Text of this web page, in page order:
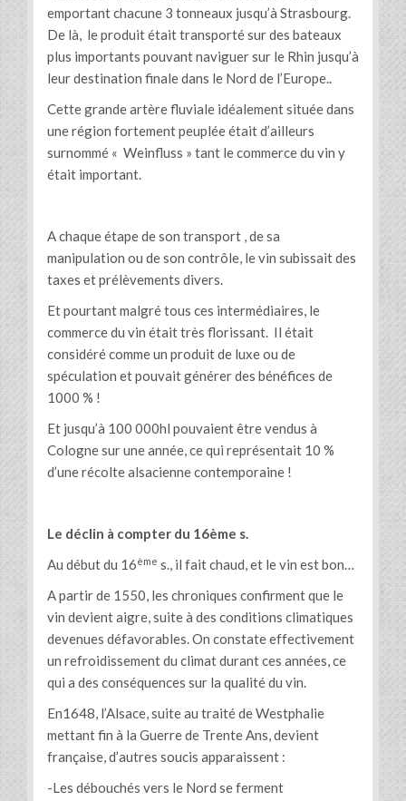
emportant chacune 3 tonneaux jusqu’à Strasbourg.
De là, le produit était transporté sur des bateaux
plus importants pouvant naviguer sur le Rhin jusqu’à
leur destination finale dans le Nord de l’Europe..
Cette grande artère fluviale idéalement située dans
une région fortement peuplée était d’ailleurs
surnommé « Weinfluss » tant le commerce du vin y
était important.
A chaque étape de son transport , de sa
manipulation ou de son contrôle, le vin subissait des
taxes et prélèvements divers.
Et pourtant malgré tous ces intermédiaires, le
commerce du vin était très florissant. Il était
considéré comme un produit de luxe ou de
spéculation et pouvait générer des bénéfices de
1000 % !
Et jusqu’à 100 000hl pouvaient être vendus à
Cologne sur une année, ce qui représentait 10 %
d’une récolte alsacienne contemporaine !
Le déclin à compter du 16ème s.
Au début du 16ème s., il fait chaud, et le vin est bon…
A partir de 1550, les chroniques confirment que le
vin devient aigre, suite à des conditions climatiques
devenues défavorables. On constate effectivement
un refroidissement du climat durant ces années, ce
qui a des conséquences sur la qualité du vin.
En1648, l’Alsace, suite au traité de Westphalie
mettant fin à la Guerre de Trente Ans, devient
française, d’autres soucis apparaissent :
-Les débouchés vers le Nord se ferment